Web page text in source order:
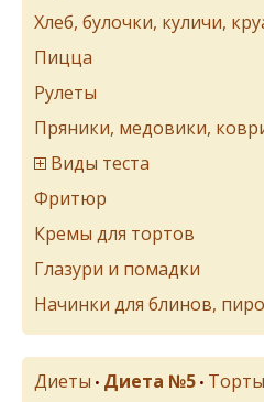
Хлеб, булочки, куличи,
Пицца
Рулеты
Пряники, медовики,
Виды теста
Фритюр
Кремы для тортов
Глазури и помадки
Начинки для блинов,
Диеты • Диета №5 • Торты